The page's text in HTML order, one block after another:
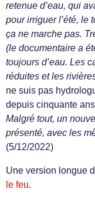
retenue d’eau, qui
pour irriguer l’été, le
ça ne marche pas.
(le documentaire a
toujours d’eau. Les
réduites et les
ne suis pas
depuis cinquante
Malgré tout, un
présenté, avec les
(5/12/2022)
Une version longue
le feu.